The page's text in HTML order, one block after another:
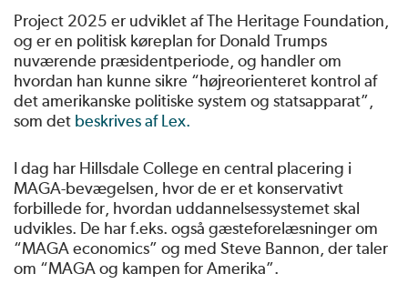
Project 2025 er udviklet af The Heritage Foundation,
og er en politisk køreplan for Donald Trumps
nuværende præsidentperiode, og handler om
hvordan han kunne sikre “højreorienteret kontrol af
det amerikanske politiske system og statsapparat”,
som det beskrives af Lex.
I dag har Hillsdale College en central placering i
MAGA-bevægelsen, hvor de er et konservativt
forbillede for, hvordan uddannelsessystemet skal
udvikles. De har f.eks. også gæsteforelæsninger om
“MAGA economics” og med Steve Bannon, der taler
om “MAGA og kampen for Amerika”.